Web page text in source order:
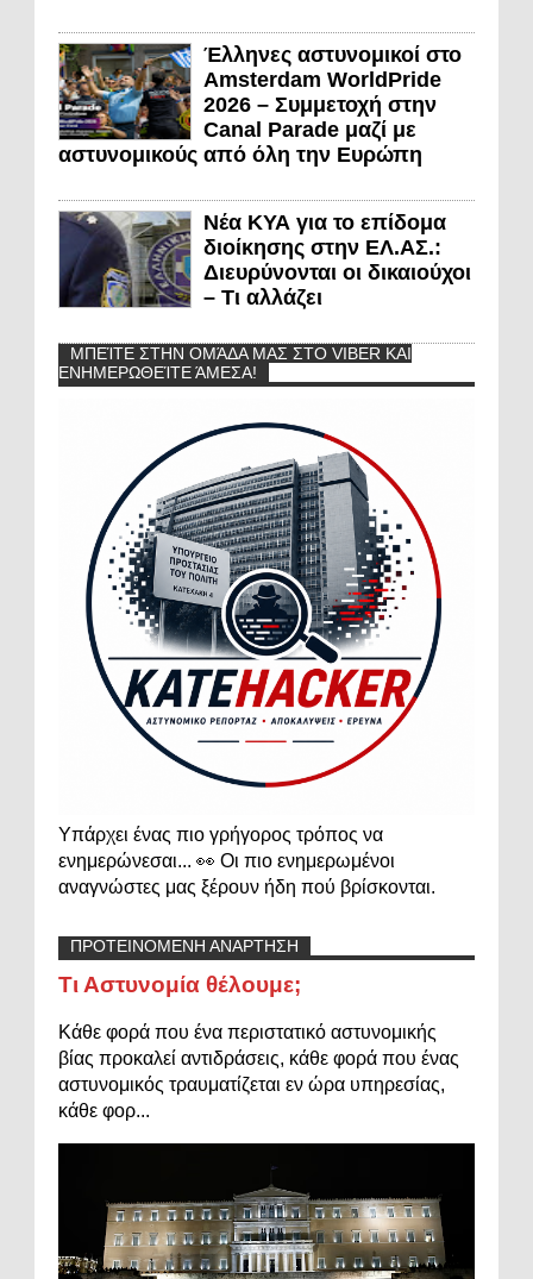
Έλληνες αστυνομικοί στο
Amsterdam WorldPride
2026 – Συμμετοχή στην
Canal Parade μαζί με
αστυνομικούς από όλη την Ευρώπη
Νέα ΚΥΑ για το επίδομα
διοίκησης στην ΕΛ.ΑΣ.:
Διευρύνονται οι δικαιούχοι
– Τι αλλάζει
ΜΠΕΊΤΕ ΣΤΗΝ ΟΜΆΔΑ ΜΑΣ ΣΤΟ VIBER ΚΑΙ
ΕΝΗΜΕΡΩΘΕΊΤΕ ΆΜΕΣΑ!
Υπάρχει ένας πιο γρήγορος τρόπος να
ενημερώνεσαι... 👀 Οι πιο ενημερωμένοι
αναγνώστες μας ξέρουν ήδη πού βρίσκονται.
ΠΡΟΤΕΙΝΟΜΕΝΗ ΑΝΑΡΤΗΣΗ
Τι Αστυνομία θέλουμε;
Κάθε φορά που ένα περιστατικό αστυνομικής
βίας προκαλεί αντιδράσεις, κάθε φορά που ένας
αστυνομικός τραυματίζεται εν ώρα υπηρεσίας,
κάθε φορ...